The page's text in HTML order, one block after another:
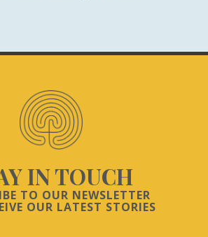
IN TOUCH
TO OUR NEWSLETTER
OUR LATEST STORIES